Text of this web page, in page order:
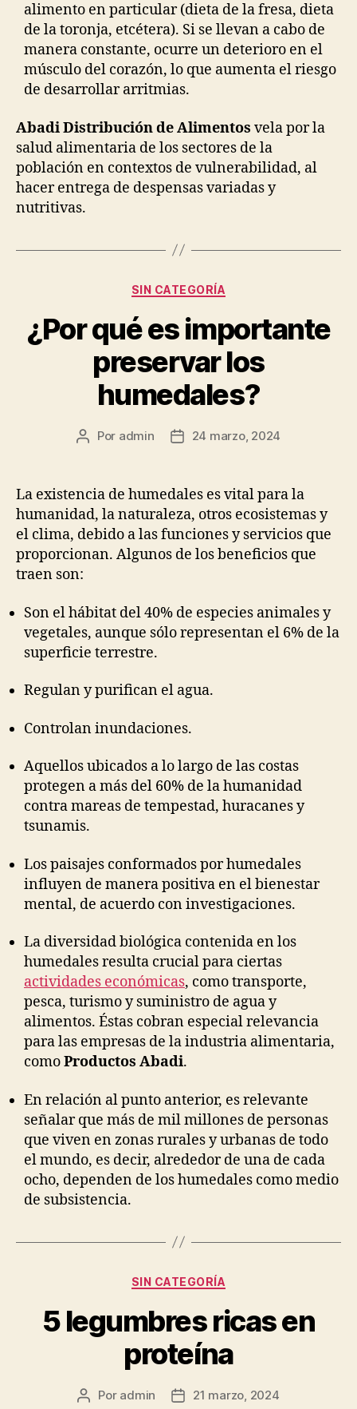
alimento en particular (dieta de la fresa, dieta
de la toronja, etcétera). Si se llevan a cabo de
manera constante, ocurre un deterioro en el
músculo del corazón, lo que aumenta el riesgo
de desarrollar arritmias.
Abadi Distribución de Alimentos vela por la
salud alimentaria de los sectores de la
población en contextos de vulnerabilidad, al
hacer entrega de despensas variadas y
nutritivas.
Categorías
SIN CATEGORÍA
¿Por qué es importante
preservar los
humedales?
Autor
publicación
Por admin
Fecha
publicación
24 marzo, 2024
La existencia de humedales es vital para la
humanidad, la naturaleza, otros ecosistemas y
el clima, debido a las funciones y servicios que
proporcionan. Algunos de los beneficios que
traen son:
Son el hábitat del 40% de especies animales y
vegetales, aunque sólo representan el 6% de la
superficie terrestre.
Regulan y purifican el agua.
Controlan inundaciones.
Aquellos ubicados a lo largo de las costas
protegen a más del 60% de la humanidad
contra mareas de tempestad, huracanes y
tsunamis.
Los paisajes conformados por humedales
influyen de manera positiva en el bienestar
mental, de acuerdo con investigaciones.
La diversidad biológica contenida en los
humedales resulta crucial para ciertas
actividades económicas, como transporte,
pesca, turismo y suministro de agua y
alimentos. Éstas cobran especial relevancia
para las empresas de la industria alimentaria,
comoProductos Abadi.
En relación al punto anterior, es relevante
señalar que más de mil millones de personas
que viven en zonas rurales y urbanas de todo
el mundo, es decir, alrededor de una de cada
ocho, dependen de los humedales como medio
de subsistencia.
Categorías
SIN CATEGORÍA
5 legumbres ricas en
proteína
Autor
Por admin
Fecha21 marzo, 2024